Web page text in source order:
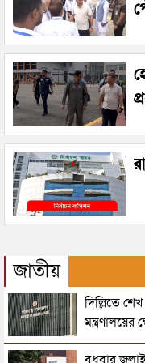
জাতীয়
দিল্লিতে
মন্ত্রণালয়ের